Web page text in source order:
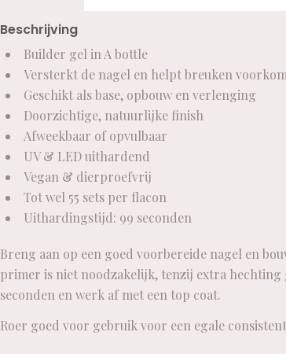
Beschrijving
Builder gel in A bottle
Versterkt de nagel en helpt breuken
Geschikt als base, opbouw en verlenging
Doorzichtige, natuurlijke finish
Afweekbaar of opvulbaar
UV & LED uithardend
Vegan & dierproefvrij
Tot wel 55 sets per flacon
Uithardingstijd: 99 seconden
Breng aan op een goed voorbereide nagel en
primer is niet noodzakelijk, tenzij extra hechting
seconden en werk af met een top coat.
Roer goed voor gebruik voor een egale